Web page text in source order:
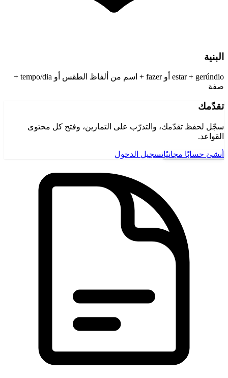
البنية
estar + gerúndio أو fazer + اسم من ألفاظ الطقس أو tempo/dia +
صفة
تقدّمك
سجّل لحفظ تقدّمك، والتدرّب على التمارين، وفتح كل محتوى
القواعد.
أنشئ حسابًا مجانيًاتسجيل الدخول